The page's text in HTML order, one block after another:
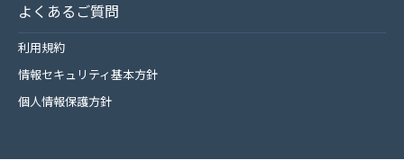
よくあるご質問
利用規約
情報セキュリティ基本方針
個人情報保護方針